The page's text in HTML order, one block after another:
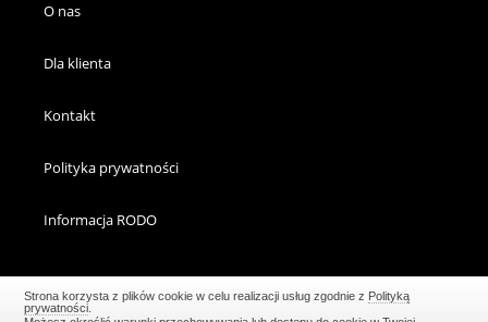
O nas
Dla klienta
Kontakt
Polityka prywatności
Informacja RODO
Strona korzysta z plików cookie w celu realizacji usług zgodnie z Polityką
prywatności